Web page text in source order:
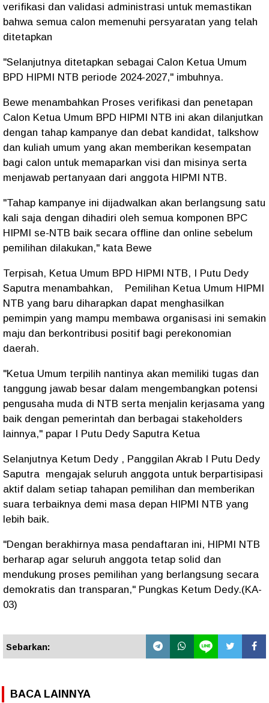
verifikasi dan validasi administrasi untuk memastikan
bahwa semua calon memenuhi persyaratan yang telah
ditetapkan
"Selanjutnya ditetapkan sebagai Calon Ketua Umum
BPD HIPMI NTB periode 2024-2027," imbuhnya.
Bewe menambahkan Proses verifikasi dan penetapan
Calon Ketua Umum BPD HIPMI NTB ini akan dilanjutkan
dengan tahap kampanye dan debat kandidat, talkshow
dan kuliah umum yang akan memberikan kesempatan
bagi calon untuk memaparkan visi dan misinya serta
menjawab pertanyaan dari anggota HIPMI NTB.
"Tahap kampanye ini dijadwalkan akan berlangsung satu
kali saja dengan dihadiri oleh semua komponen BPC
HIPMI se-NTB baik secara offline dan online sebelum
pemilihan dilakukan," kata Bewe
Terpisah, Ketua Umum BPD HIPMI NTB, I Putu Dedy
Saputra menambahkan, Pemilihan Ketua Umum HIPMI
NTB yang baru diharapkan dapat menghasilkan
pemimpin yang mampu membawa organisasi ini semakin
maju dan berkontribusi positif bagi perekonomian
daerah.
"Ketua Umum terpilih nantinya akan memiliki tugas dan
tanggung jawab besar dalam mengembangkan potensi
pengusaha muda di NTB serta menjalin kerjasama yang
baik dengan pemerintah dan berbagai stakeholders
lainnya," papar I Putu Dedy Saputra Ketua
Selanjutnya Ketum Dedy , Panggilan Akrab I Putu Dedy
Saputra mengajak seluruh anggota untuk berpartisipasi
aktif dalam setiap tahapan pemilihan dan memberikan
suara terbaiknya demi masa depan HIPMI NTB yang
lebih baik.
"Dengan berakhirnya masa pendaftaran ini, HIPMI NTB
berharap agar seluruh anggota tetap solid dan
mendukung proses pemilihan yang berlangsung secara
demokratis dan transparan," Pungkas Ketum Dedy.(KA-
03)
Sebarkan:
BACA LAINNYA